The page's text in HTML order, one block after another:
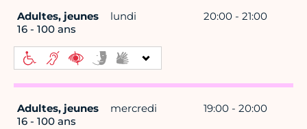
Adultes, jeunes
16 - 100 ans
lundi 20:00 - 21:00
Adultes, jeunes
16 - 100 ans
mercredi 19:00 - 20:00